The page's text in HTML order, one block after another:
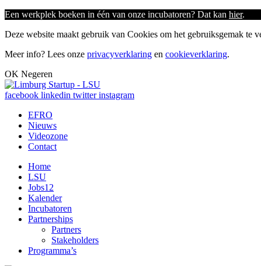
Een werkplek boeken in één van onze incubatoren? Dat kan hier.
Deze website maakt gebruik van Cookies om het gebruiksgemak te
Meer info? Lees onze privacyverklaring en cookieverklaring.
OK Negeren
facebook linkedin twitterinstagram
EFRO
Nieuws
Videozone
Contact
Home
LSU
Jobs12
Kalender
Incubatoren
Partnerships
Partners
Stakeholders
Programma’s